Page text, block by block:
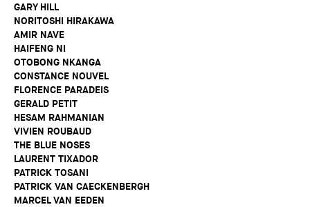
GARY HILL
NORITOSHI HIRAKAWA
AMIR NAVE
HAIFENG NI
OTOBONG NKANGA
CONSTANCE NOUVEL
FLORENCE PARADEIS
GERALD PETIT
HESAM RAHMANIAN
VIVIEN ROUBAUD
THE BLUE NOSES
LAURENT TIXADOR
PATRICK TOSANI
PATRICK VAN CAECKENBERGH
MARCEL VAN EEDEN